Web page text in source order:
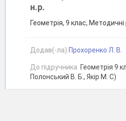
н.р.
Геометрія, 9 клас,
Додав(-ла) Прохоренко Л. В.
До підручника Геометрія 9
Полонський В. Б., Якір М. С)